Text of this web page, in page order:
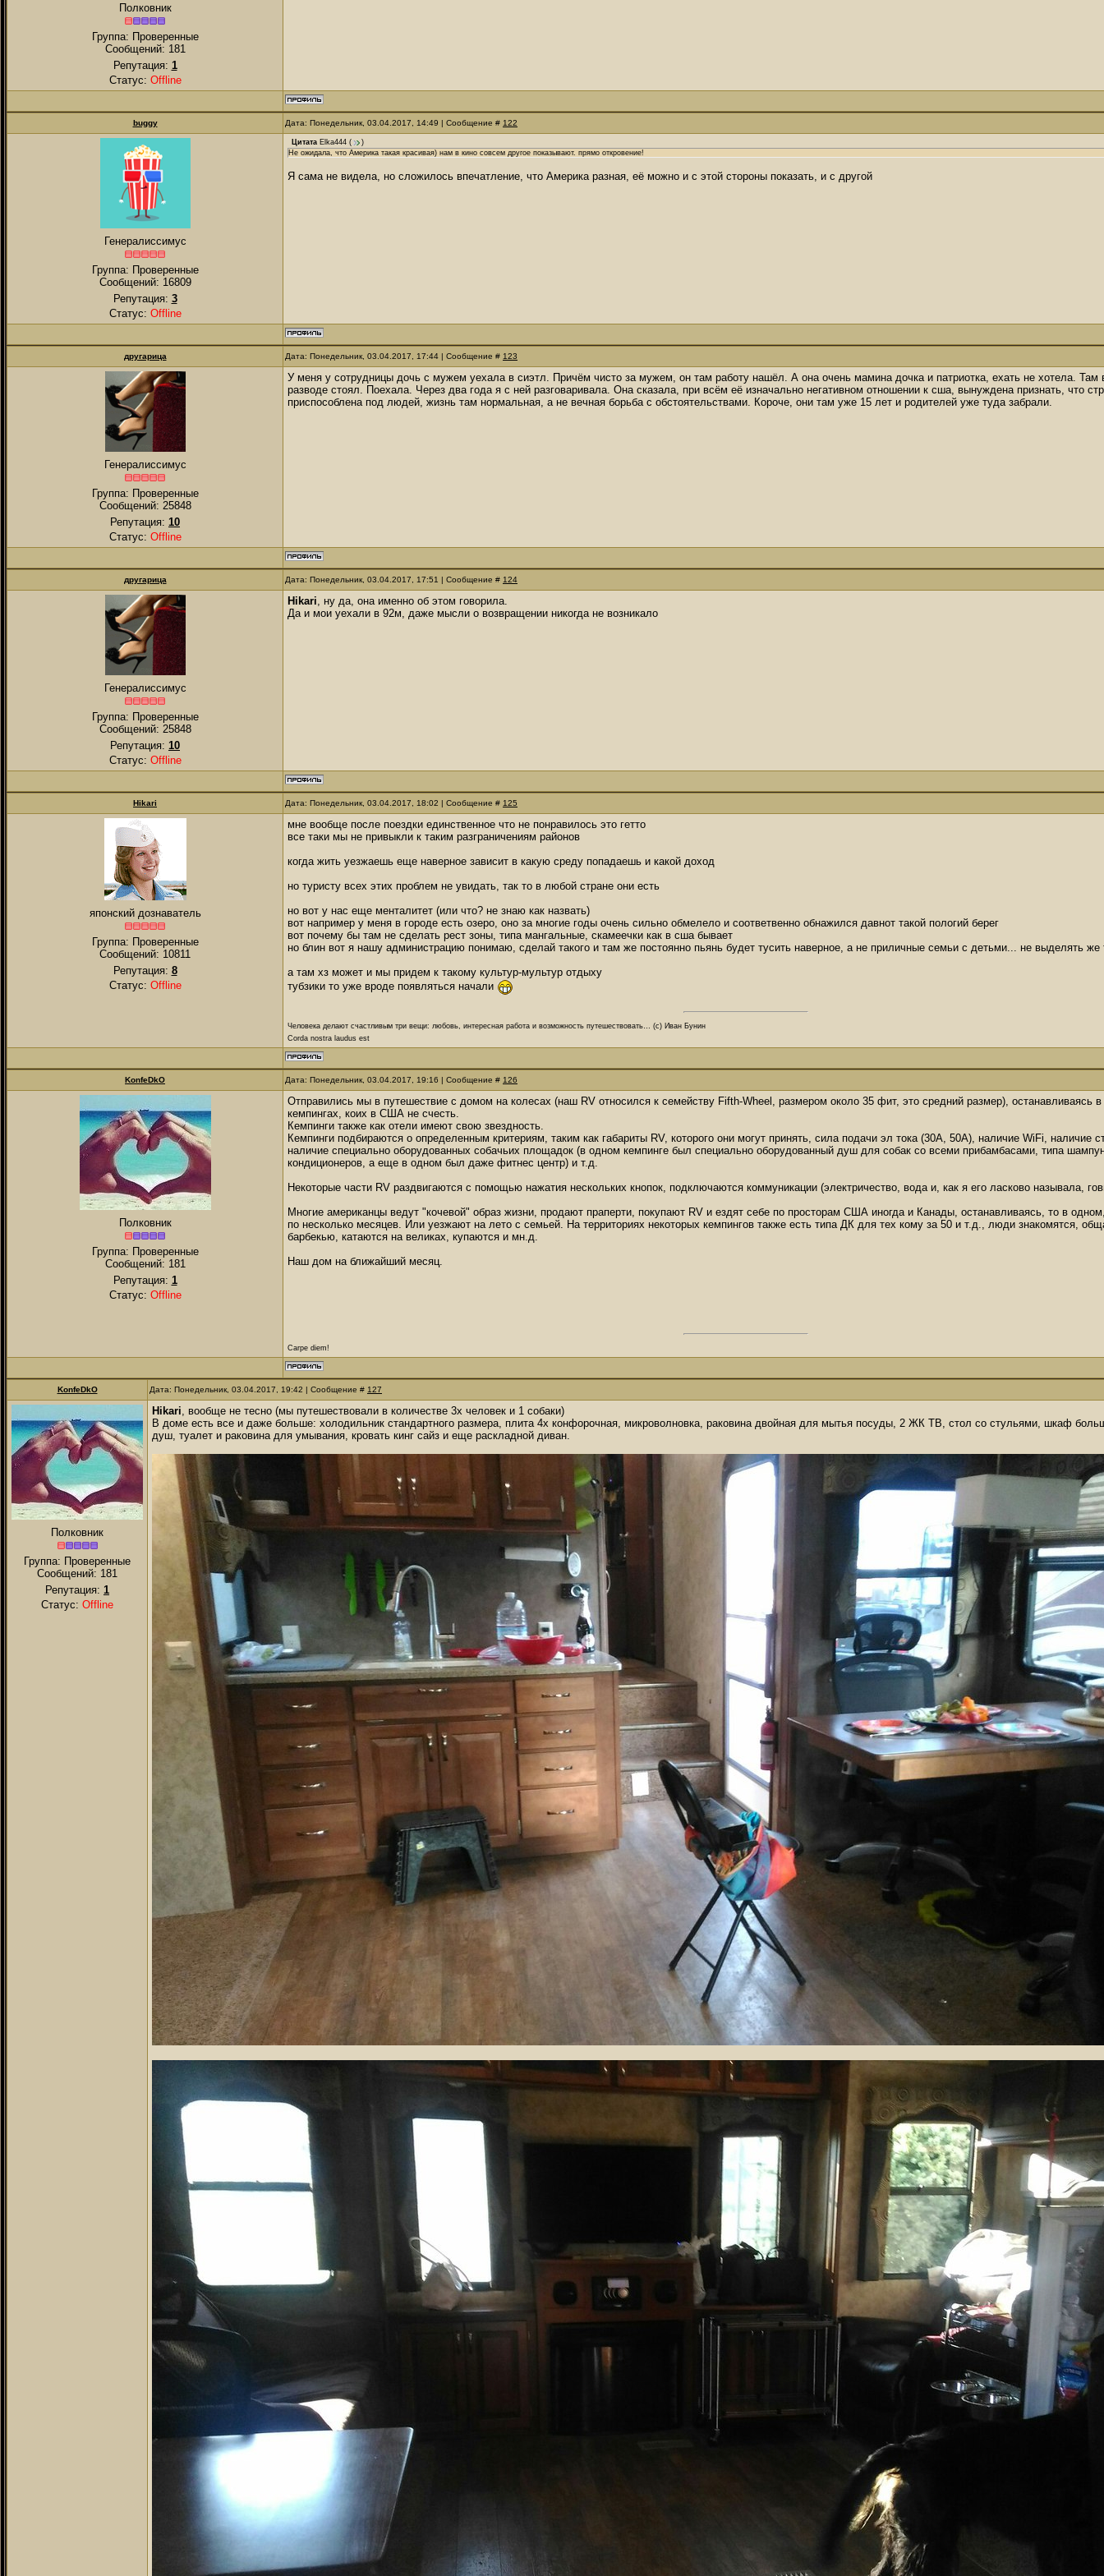
Полковник
Группа: Проверенные
Сообщений: 181
Репутация: 1
Статус: Offline
buggy Дата: Понедельник, 03.04.2017, 14:49 | Сообщение # 122
Генералиссимус
Группа: Проверенные
Сообщений: 16809
Репутация: 3
Статус: Offline
Цитата Elka444 (
)
Не ожидала, что Америка такая красивая) нам в кино совсем другое показывают. прямо откровение!
Я сама не видела, но сложилось впечатление, что Америка разная, её можно и с этой стороны показать, и с другой
другарица Дата: Понедельник, 03.04.2017, 17:44 | Сообщение # 123
Генералиссимус
Группа: Проверенные
Сообщений: 25848
Репутация: 10
Статус: Offline
У меня у сотрудницы дочь с мужем уехала в сиэтл. Причём чисто за мужем, он там работу нашёл. А она очень мамина дочка и патриотка, ехать не хотела. Там
разводе стоял. Поехала. Через два года я с ней разговаривала. Она сказала, при всём её изначально негативном отношении к сша, вынуждена признать, что
приспособлена под людей, жизнь там нормальная, а не вечная борьба с обстоятельствами. Короче, они там уже 15 лет и родителей уже туда забрали.
другарица Дата: Понедельник, 03.04.2017, 17:51 | Сообщение # 124
Генералиссимус
Группа: Проверенные
Сообщений: 25848
Репутация: 10
Статус: Offline
Hikari, ну да, она именно об этом говорила.
Да и мои уехали в 92м, даже мысли о возвращении никогда не возникало
Hikari Дата: Понедельник, 03.04.2017, 18:02 | Сообщение # 125
японский дознаватель
Группа: Проверенные
Сообщений: 10811
Репутация: 8
Статус: Offline
мне вообще после поездки единственное что не понравилось это гетто
все таки мы не привыкли к таким разграничениям районов
когда жить уезжаешь еще наверное зависит в какую среду попадаешь и какой доход
но туристу всех этих проблем не увидать, так то в любой стране они есть
но вот у нас еще менталитет (или что? не знаю как назвать)
вот например у меня в городе есть озеро, оно за многие годы очень сильно обмелело и соответвенно обнажился давнот такой пологий берег
вот почему бы там не сделать рест зоны, типа мангальные, скамеечки как в сша бывает
но блин вот я нашу администрацию понимаю, сделай такого и там же постоянно пьянь будет тусить наверное, а не приличные семьи с детьми... не выделять же
а там хз может и мы придем к такому культур-мультур отдыху
тубзики то уже вроде появляться начали
Человека делают счастливым три вещи: любовь, интересная работа и возможность путешествовать… (с) Иван Бунин
Corda nostra laudus est
KonfeDkO Дата: Понедельник, 03.04.2017, 19:16 | Сообщение # 126
Полковник
Группа: Проверенные
Сообщений: 181
Репутация: 1
Статус: Offline
Отправились мы в путешествие с домом на колесах (наш RV относился к семейству Fifth-Wheel, размером около 35 фит, это средний размер), останавливаясь
кемпингах, коих в США не счесть.
Кемпинги также как отели имеют свою звездность.
Кемпинги подбираются о определенным критериям, таким как габариты RV, которого они могут принять, сила подачи эл тока (30А, 50А), наличие WiFi, наличие
наличие специально оборудованных собачьих площадок (в одном кемпинге был специально оборудованный душ для собак со всеми прибамбасами, типа
кондиционеров, а еще в одном был даже фитнес центр) и т.д.
Некоторые части RV раздвигаются с помощью нажатия нескольких кнопок, подключаются коммуникации (электричество, вода и, как я его ласково называла,
Многие американцы ведут "кочевой" образ жизни, продают праперти, покупают RV и ездят себе по просторам США иногда и Канады, останавливаясь, то в
по несколько месяцев. Или уезжают на лето с семьей. На территориях некоторых кемпингов также есть типа ДК для тех кому за 50 и т.д., люди знакомятся,
барбекью, катаются на великах, купаются и мн.д.
Наш дом на ближайший месяц.
Carpe diem!
KonfeDkO Дата: Понедельник, 03.04.2017, 19:42 | Сообщение # 127
Полковник
Группа: Проверенные
Сообщений: 181
Репутация: 1
Статус: Offline
Hikari, вообще не тесно (мы путешествовали в количестве 3х человек и 1 собаки)
В доме есть все и даже больше: холодильник стандартного размера, плита 4х конфорочная, микроволновка, раковина двойная для мытья посуды, 2 ЖК ТВ, стол со стульями, шкаф
душ, туалет и раковина для умывания, кровать кинг сайз и еще раскладной диван.